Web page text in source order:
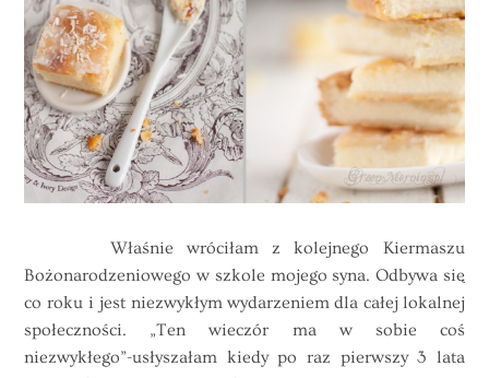
Właśnie wróciłam z kolejnego Kiermaszu
Bożonarodzeniowego w szkole mojego syna. Odbywa się
co roku i jest niezwykłym wydarzeniem dla całej lokalnej
społeczności. „Ten wieczór ma w sobie coś
niezwykłego”-usłyszałam kiedy po raz pierwszy 3 lata